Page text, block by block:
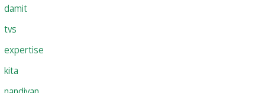
damit
tvs
expertise
kita